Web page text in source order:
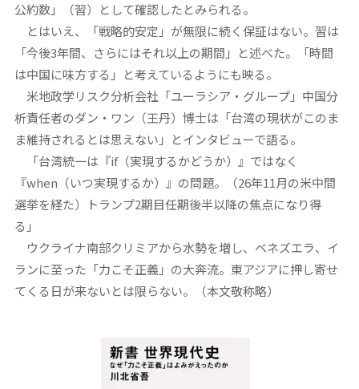
公約数」（習）として確認したとみられる。
とはいえ、「戦略的安定」が無限に続く保証はない。習は
「今後3年間、さらにはそれ以上の期間」と述べた。「時間
は中国に味方する」と考えているようにも映る。
米地政学リスク分析会社「ユーラシア・グループ」中国分
析責任者のダン・ワン（王丹）博士は「台湾の現状がこのま
ま維持されるとは思えない」とインタビューで語る。
「台湾統一は『if（実現するかどうか）』ではなく
『when（いつ実現するか）』の問題。（26年11月の米中間
選挙を経た）トランプ2期目任期後半以降の焦点になり得
る」
ウクライナ南部クリミアから水勢を増し、ベネズエラ、イ
ランに至った「力こそ正義」の大奔流。東アジアに押し寄せ
てくる日が来ないとは限らない。（本文敬称略）